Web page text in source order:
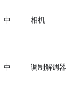
中 相机
中 调制解调器